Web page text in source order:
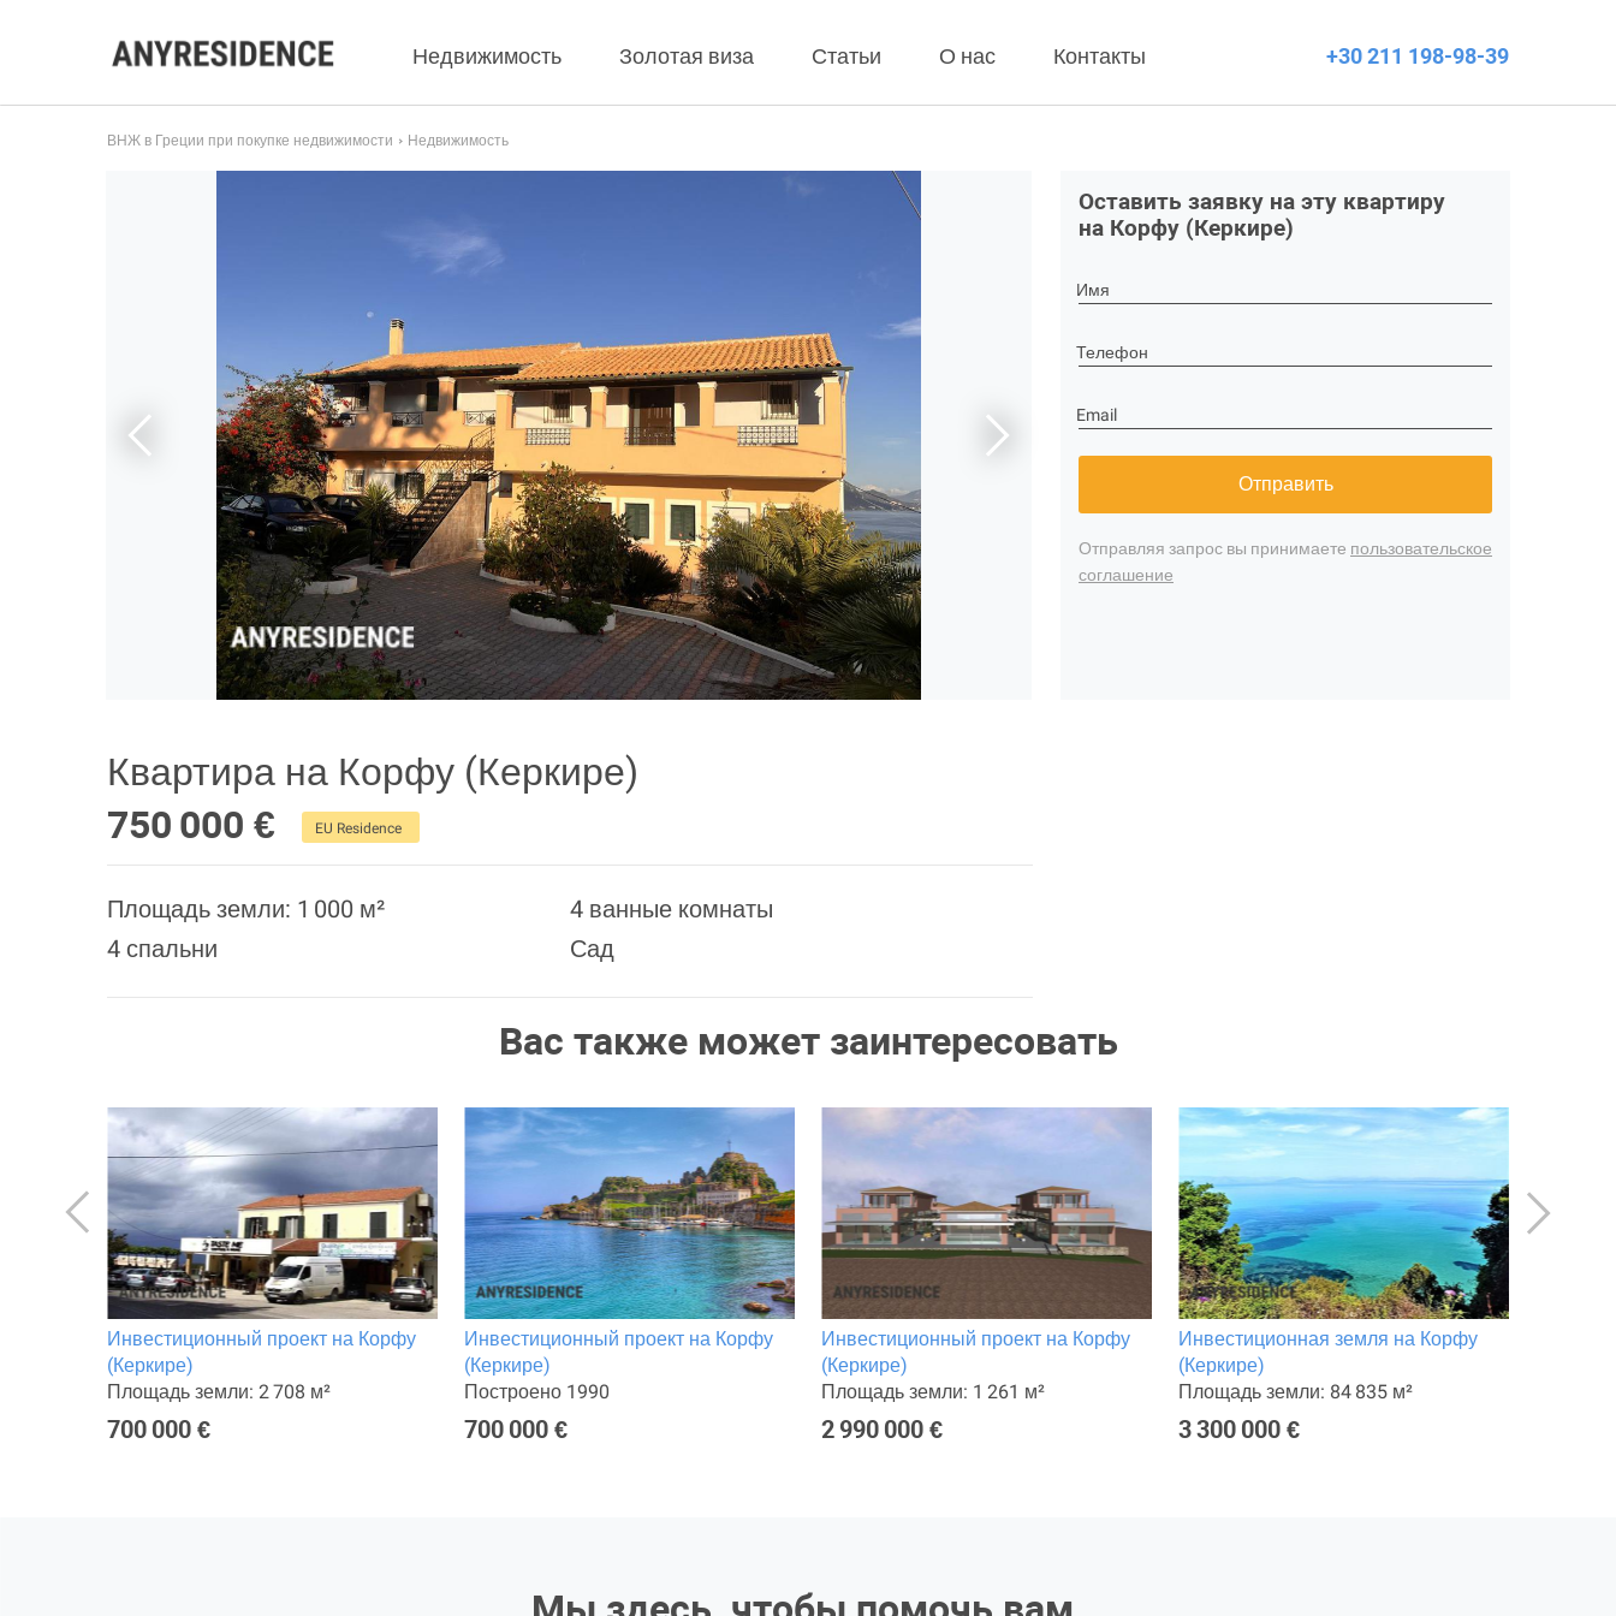
Недвижимость Золотая виза Статьи О нас Контакты +30 211 198-98-39
ВНЖ в Греции при покупке недвижимости Недвижимость
Оставить заявку на эту квартиру
на Корфу (Керкире)
Имя
Телефон
Email
Отправить
Отправляя запрос вы принимаете пользовательское
соглашение
Квартира на Корфу (Керкире)
750 000 €
EU Residence
Площадь земли: 1 000 м²
4 спальни
4 ванные комнаты
Сад
Вас также может заинтересовать
Инвестиционный проект на Корфу
(Керкире)
Площадь земли: 2 708 м²
700 000 €
Инвестиционный проект на Корфу
(Керкире)
Построено 1990
700 000 €
Инвестиционный проект на Корфу
(Керкире)
Площадь земли: 1 261 м²
2 990 000 €
Инвестиционная земля на Корфу
(Керкире)
Площадь земли: 84 835 м²
3 300 000 €